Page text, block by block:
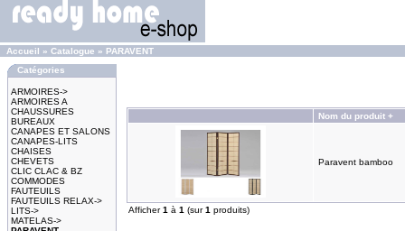
Accueil » Catalogue » PARAVENT
Catégories
ARMOIRES->
ARMOIRES A
CHAUSSURES
BUREAUX
CANAPES ET SALONS
CANAPES-LITS
CHAISES
CHEVETS
CLIC CLAC & BZ
COMMODES
FAUTEUILS
FAUTEUILS RELAX->
LITS->
MATELAS->
Nom du produit +
Paravent bamboo
Afficher1 à 1 (sur1 produits)